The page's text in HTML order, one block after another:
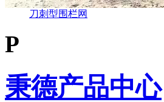
刀刺型围栏网
P
秉德产品中心